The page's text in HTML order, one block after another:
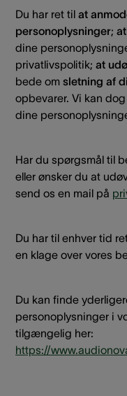
Du har ret til at
personoplysninger; at
dine
privatlivspolitik; at
bede om sletning af
opbevarer. Vi kan
dine
Har du spørgsmål til
eller ønsker du at
send os en mail på
Du har til enhver tid
en klage over vores
Du kan finde
personoplysninger i
tilgængelig her:
https://